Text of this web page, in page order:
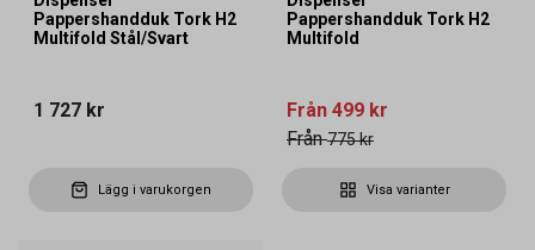
Pappershandduk Tork H2
Multifold Stål/Svart
1 727 kr
Lägg i varukorgen
Pappershandduk Tork H2
Multifold
Från 499 kr
Från 775 kr
Visa varianter